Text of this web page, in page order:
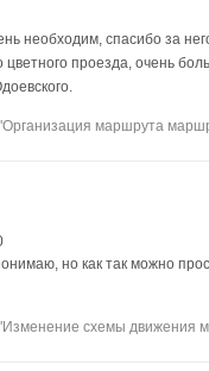
необходим, спасибо за
цветного проезда, очень
маршрута
но как так можно
схемы движения